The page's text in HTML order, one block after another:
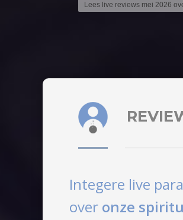
Lees live reviews mei 2026
Integere live
over onze